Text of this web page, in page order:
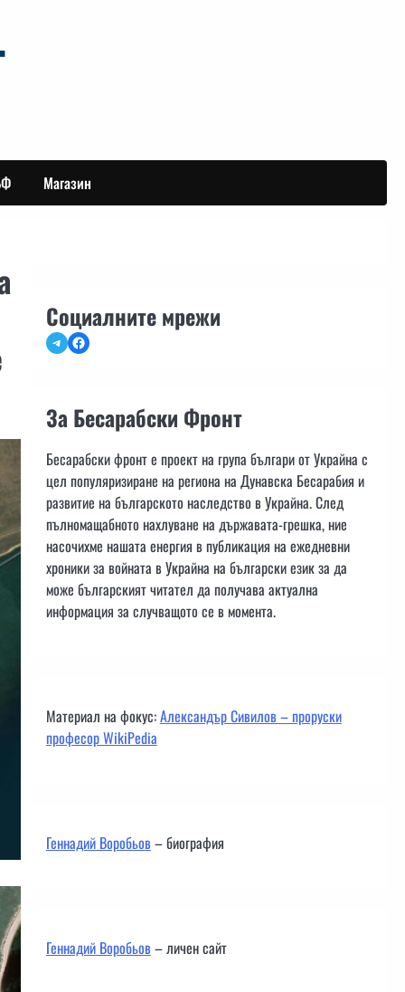
Магазин
Социалните мрежи
TelegramFacebook
За Бесарабски Фронт
Бесарабски фронт е проект на група българи от Украйна с
цел популяризиране на региона на Дунавска Бесарабия и
развитие на българското наследство в Украйна. След
пълномащабното нахлуване на държавата-грешка, ние
насочихме нашата енергия в публикация на ежедневни
хроники за войната в Украйна на български език за да
може българският читател да получава актуална
информация за случващото се в момента.
Материал на фокус:Александър Сивилов – проруски
професор WikiPedia
Геннадий Воробьов– биография
Геннадий Воробьов– личен сайт